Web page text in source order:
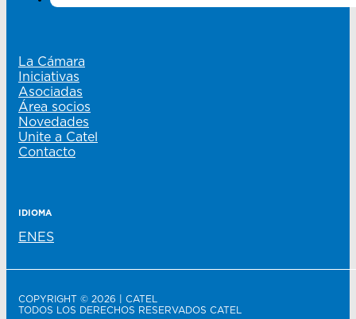
La Cámara
Iniciativas
Asociadas
Área socios
Novedades
Unite a Catel
Contacto
IDIOMA
EN ES
COPYRIGHT © 2026 | CATEL
TODOS LOS DERECHOS RESERVADOS CATEL